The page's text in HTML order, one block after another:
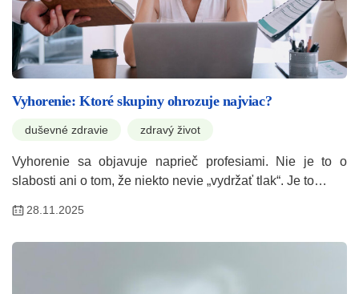
Vyhorenie: Ktoré skupiny ohrozuje najviac?
duševné zdravie zdravý život
Vyhorenie sa objavuje naprieč profesiami. Nie je to o
slabosti ani o tom, že niekto nevie „vydržať tlak“. Je to…
28.11.2025